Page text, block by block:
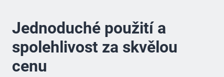
Jednoduché použití a
spolehlivost za skvělou
cenu